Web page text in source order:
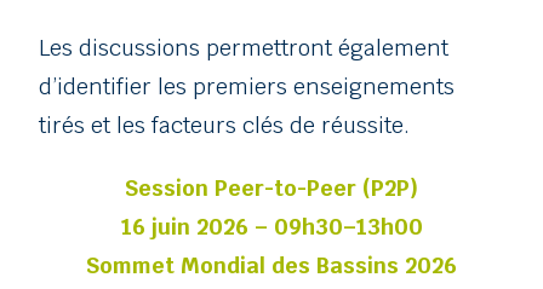
Les discussions permettront également
d’identifier les premiers enseignements
tirés et les facteurs clés de réussite.
Session Peer-to-Peer (P2P)
16 juin 2026 – 09h30–13h00
Sommet Mondial des Bassins 2026